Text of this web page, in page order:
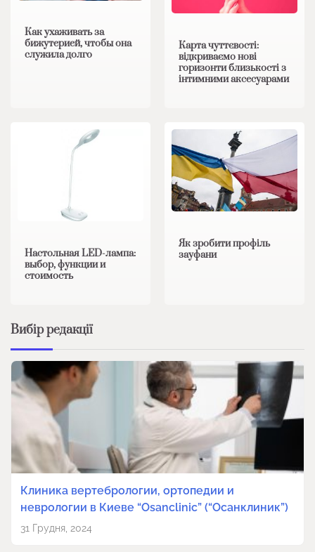
Как ухаживать за
бижутерией, чтобы она
служила долго
Карта чуттєвості:
відкриваємо нові
горизонти близькості з
інтимними аксесуарами
Настольная LED-лампа:
выбор, функции и
стоимость
Як зробити профіль
зауфани
Вибір редакції
Клиника вертебрологии, ортопедии и
неврологии в Киеве “Osanclinic” (“Осанклиник”)
31 Грудня, 2024